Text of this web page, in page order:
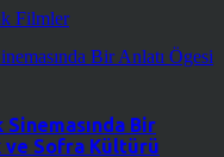
Filmler
Bir
ve Sofra Kültürü